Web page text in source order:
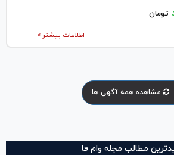
تومان
اطلاعات بیشتر >
مشاهده همه آگهی ها
مطالب مجله وام فا